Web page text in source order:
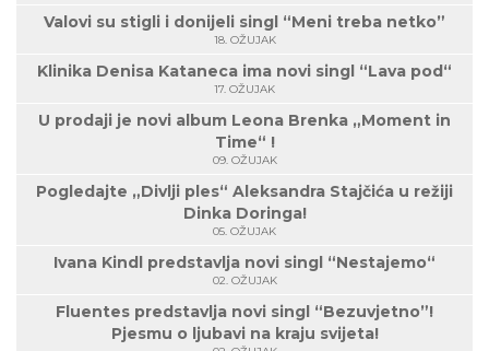
Valovi su stigli i donijeli singl “Meni treba netko”
18. OŽUJAK
Klinika Denisa Kataneca ima novi singl “Lava pod“
17. OŽUJAK
U prodaji je novi album Leona Brenka „Moment in
Time“ !
09. OŽUJAK
Pogledajte „Divlji ples“ Aleksandra Stajčića u režiji
Dinka Doringa!
05. OŽUJAK
Ivana Kindl predstavlja novi singl “Nestajemo“
02. OŽUJAK
Fluentes predstavlja novi singl “Bezuvjetno”!
Pjesmu o ljubavi na kraju svijeta!